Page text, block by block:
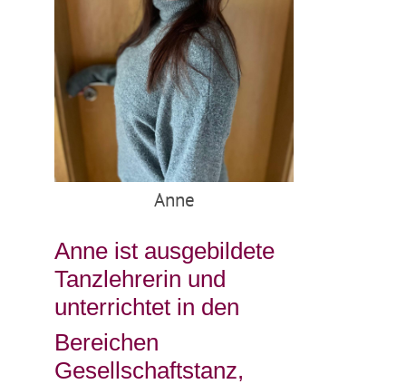
Anne
Anne ist ausgebildete
Tanzlehrerin und
unterrichtet in den
Bereichen
Gesellschaftstanz,